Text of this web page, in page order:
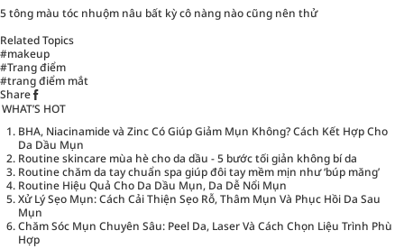
5 tông màu tóc nhuộm nâu bất kỳ cô nàng nào cũng nên thử
Related Topics
#makeup
#Trang điểm
#trang điểm mắt
Share
WHAT’S HOT
BHA, Niacinamide và Zinc Có Giúp Giảm Mụn Không? Cách Kết Hợp Cho
Da Dầu Mụn
Routine skincare mùa hè cho da dầu - 5 bước tối giản không bí da
Routine chăm da tay chuẩn spa giúp đôi tay mềm mịn như ‘búp măng’
Routine Hiệu Quả Cho Da Dầu Mụn, Da Dễ Nổi Mụn
Xử Lý Sẹo Mụn: Cách Cải Thiện Sẹo Rỗ, Thâm Mụn Và Phục Hồi Da Sau
Mụn
Chăm Sóc Mụn Chuyên Sâu: Peel Da, Laser Và Cách Chọn Liệu Trình Phù
Hợp